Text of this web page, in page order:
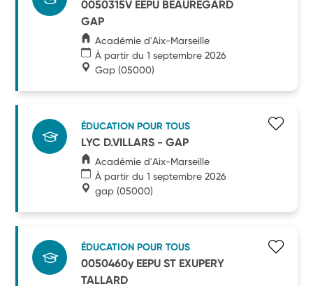
0050315V EEPU BEAUREGARD
GAP
Académie d'Aix-Marseille
À partir du 1 septembre 2026
Gap (05000)
ÉDUCATION POUR TOUS
LYC D.VILLARS - GAP
Académie d'Aix-Marseille
À partir du 1 septembre 2026
gap (05000)
ÉDUCATION POUR TOUS
0050460y EEPU ST EXUPERY
TALLARD